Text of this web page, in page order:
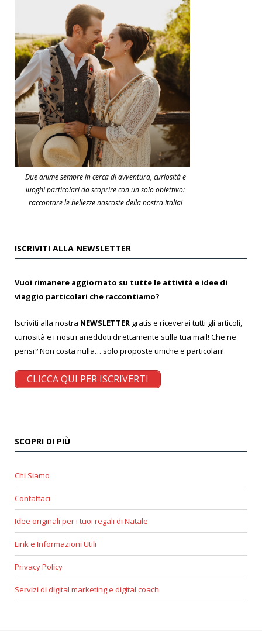
Due anime sempre in cerca di avventura, curiosità e
luoghi particolari da scoprire con un solo obiettivo:
raccontare le bellezze nascoste della nostra Italia!
ISCRIVITI ALLA NEWSLETTER
Vuoi rimanere aggiornato su tutte le attività e idee di
viaggio particolari che raccontiamo?
Iscriviti alla nostra NEWSLETTER gratis e riceverai tutti gli articoli,
curiosità e i nostri aneddoti direttamente sulla tua mail! Che ne
pensi? Non costa nulla… solo proposte uniche e particolari!
CLICCA QUI PER ISCRIVERTI
SCOPRI DI PIÙ
Chi Siamo
Contattaci
Idee originali per i tuoi regali di Natale
Link e Informazioni Utili
Privacy Policy
Servizi di digital marketing e digital coach